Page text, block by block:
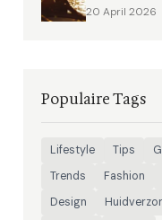
20 April 2026
Populaire Tags
Lifestyle Tips
Trends
Fashion
Design